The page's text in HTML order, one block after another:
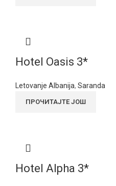
Hotel Oasis 3*
Letovanje Albanija, Saranda
ПРОЧИТАЈТЕ ЈОШ
Hotel Alpha 3*